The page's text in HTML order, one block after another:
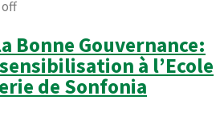
Bonne Gouvernance:
sensibilisation à l’Ecole
de Sonfonia